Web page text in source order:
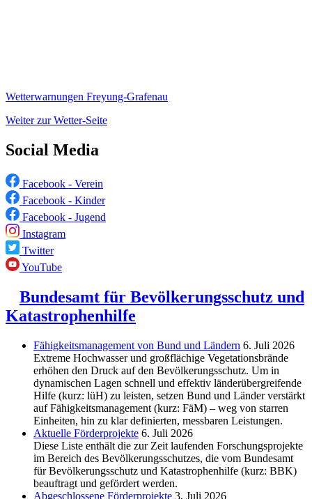
Wetterwarnungen Freyung-Grafenau
Weiter zur Wetter-Seite
Social Media
Facebook - Verein
Facebook - Kinder
Facebook - Jugend
Instagram
Twitter
YouTube
Bundesamt für Bevölkerungsschutz und
Katastrophenhilfe
Fähigkeitsmanagement von Bund und Ländern 6. Juli 2026
Extreme Hochwasser und großflächige Vegetationsbrände
erhöhen den Druck auf den Bevölkerungsschutz. Um in
dynamischen Lagen schnell und effektiv länderübergreifende
Hilfe (kurz: lüH) zu leisten, setzen Bund und Länder verstärkt
auf Fähigkeitsmanagement (kurz: FäM) – weg von starren
Einheiten, hin zu klar definierten, messbaren Leistungen.
Aktuelle Förderprojekte 6. Juli 2026
Diese Liste enthält die zur Zeit laufenden Forschungsprojekte
im Bereich des Be­völkerungs­schutzes, die vom Bundesamt
für Bevölkerungsschutz und Katastrophenhilfe (kurz: BBK)
beauftragt und gefördert werden.
Abgeschlos­sene Förderprojekte 3. Juli 2026